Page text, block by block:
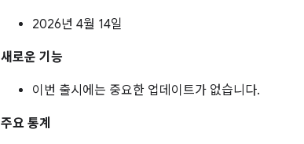
2026년 4월 14일
새로운 기능
이번 출시에는 중요한 업데이트가 없습니다.
주요 통계